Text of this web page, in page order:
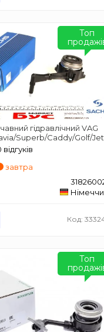
гідравлічний VAG
Superb/Caddy/Golf/
відгуків
завтра
Код:
Топ
Топ